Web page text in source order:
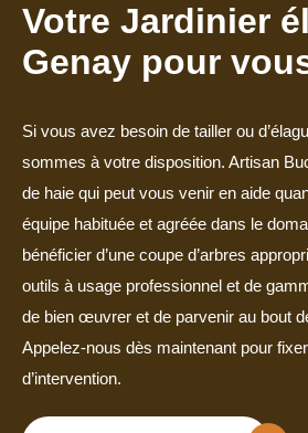
Votre Jardinier
Genay pour
Si vous avez besoin de tailler ou
sommes à votre disposition. Artisan
de haie qui peut vous venir en aide
équipe habituée et agréée dans le
bénéficier d’une coupe d’arbres
outils à usage professionnel et de
de bien œuvrer et de parvenir au bout
Appelez-nous dès maintenant pour
d’intervention.